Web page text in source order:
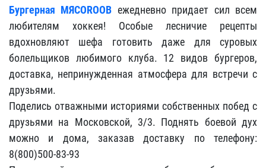
Бургерная МЯСОROOB ежедневно придает сил всем
любителям хоккея! Особые лесничие рецепты
вдохновляют шефа готовить даже для суровых
болельщиков любимого клуба. 12 видов бургеров,
доставка, непринужденная атмосфера для встречи с
друзьями.
Поделись отважными историями собственных побед с
друзьями на Московской, 3/3. Поднять боевой дух
можно и дома, заказав доставку по телефону:
8(800)500-83-93